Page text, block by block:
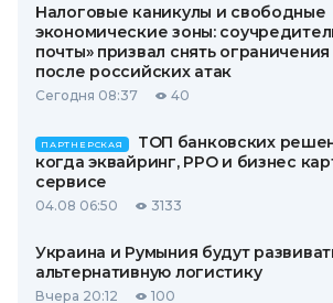
Налоговые каникулы и свободные
экономические зоны:
почты» призвал снять
после российских атак
Сегодня 08:37 40
ПАРТНЕРСКАЯ
ТОП банковских
когда эквайринг, РРО и бизнес
сервисе
04.08 06:50 3133
Украина и Румыния будут
альтернативную логистику
Вчера 20:12 100